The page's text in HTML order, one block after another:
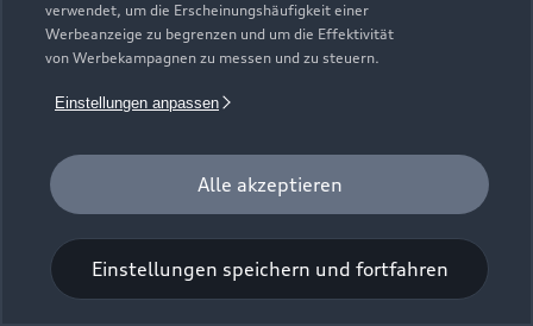
verwendet, um die Erscheinungshäufigkeit einer
Werbeanzeige zu begrenzen und um die Effektivität
von Werbekampagnen zu messen und zu steuern.
Einstellungen anpassen
Alle akzeptieren
Einstellungen speichern und fortfahren
Für einen glänzenden Eindruck.
Zur Audi Shopping World